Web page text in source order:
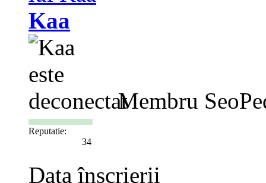
Kaa
Membru
Reputatie:
34
Data înscrierii